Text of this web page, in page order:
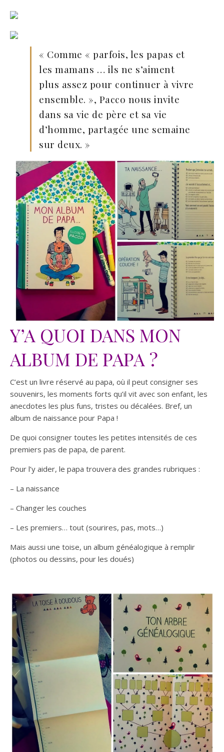
« Comme « parfois, les papas et
les mamans … ils ne s’aiment
plus assez pour continuer à vivre
ensemble. », Pacco nous invite
dans sa vie de père et sa vie
d’homme, partagée une semaine
sur deux. »
Y’A QUOI DANS MON
ALBUM DE PAPA ?
C’est un livre réservé au papa, où il peut consigner ses
souvenirs, les moments forts qu’il vit avec son enfant, les
anecdotes les plus funs, tristes ou décalées. Bref, un
album de naissance pour Papa !
De quoi consigner toutes les petites intensités de ces
premiers pas de papa, de parent.
Pour l’y aider, le papa trouvera des grandes rubriques :
– La naissance
– Changer les couches
– Les premiers… tout (sourires, pas, mots…)
Mais aussi une toise, un album généalogique à remplir
(photos ou dessins, pour les doués)